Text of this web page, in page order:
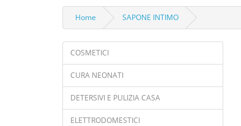
Home SAPONE INTIMO
COSMETICI
CURA NEONATI
DETERSIVI E PULIZIA CASA
ELETTRODOMESTICI